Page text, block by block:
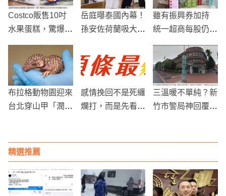
Costco販售10吋
水果蛋糕，驚爆只
友：這輩子沒有遺
憾了
岳庭曝泰國內幕！
孫安佐荷蘭吸大
管
雖有振興券加持
統一超商每股仍比
布拉格動物園迎來
台北穿山甲「潤喉
錄
感情挽回不是死纏
爛打，而是先看懂
三溫暖不單純？新
竹市警局神回覆逗
精選推薦